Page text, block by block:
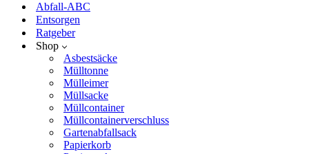
Abfall-ABC
Entsorgen
Ratgeber
Shop
Asbestsäcke
Mülltonne
Mülleimer
Müllsacke
Müllcontainer
Müllcontainerverschluss
Gartenabfallsack
Papierkorb